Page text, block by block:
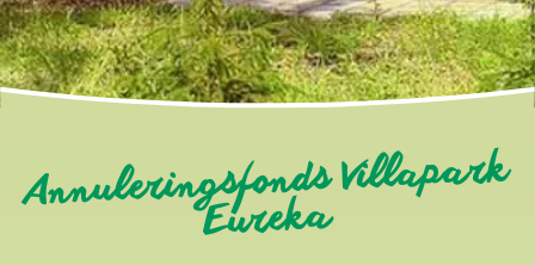
Annuleringsfonds Villapark
Eureka